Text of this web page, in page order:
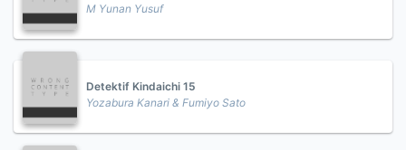
M Yunan Yusuf
Detektif Kindaichi 15
Yozabura Kanari & Fumiyo Sato